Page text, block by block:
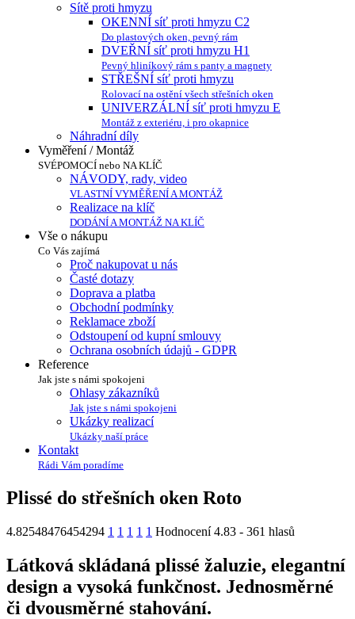
Sítě proti hmyzu
OKENNÍ síť proti hmyzu C2
Do plastových oken, pevný rám
DVEŘNÍ síť proti hmyzu H1
Pevný hliníkový rám s panty a magnety
STŘEŠNÍ síť proti hmyzu
Rolovací na ostění všech střešních oken
UNIVERZÁLNÍ síť proti hmyzu E
Montáž z exteriéru, i pro okapnice
Náhradní díly
Vyměření / Montáž
SVÉPOMOCÍ nebo NA KLÍČ
NÁVODY, rady, video
VLASTNÍ VYMĚŘENÍ A MONTÁŽ
Realizace na klíč
DODÁNÍ A MONTÁŽ NA KLÍČ
Vše o nákupu
Co Vás zajímá
Proč nakupovat u nás
Časté dotazy
Doprava a platba
Obchodní podmínky
Reklamace zboží
Odstoupení od kupní smlouvy
Ochrana osobních údajů - GDPR
Reference
Jak jste s námi spokojeni
Ohlasy zákazníků
Jak jste s námi spokojeni
Ukázky realizací
Ukázky naší práce
Kontakt
Rádi Vám poradíme
Plissé do střešních oken Roto
4.82548476454294 1 1 1 1 1 Hodnocení 4.83 - 361 hlasů
Látková skládaná plissé žaluzie, elegantní
design a vysoká funkčnost. Jednosměrné
či dvousměrné stahování.